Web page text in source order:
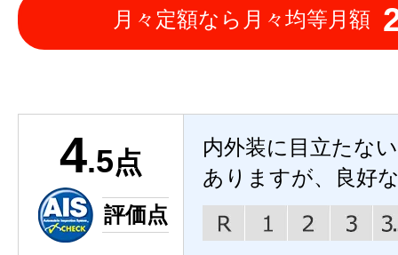
月々定額なら月々均等月額
4.5点
評価点
内外装に目立たな
ありますが、良好